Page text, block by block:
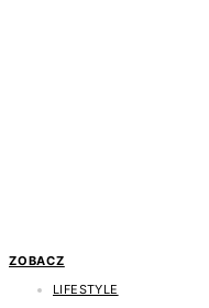
ZOBACZ
LIFESTYLE